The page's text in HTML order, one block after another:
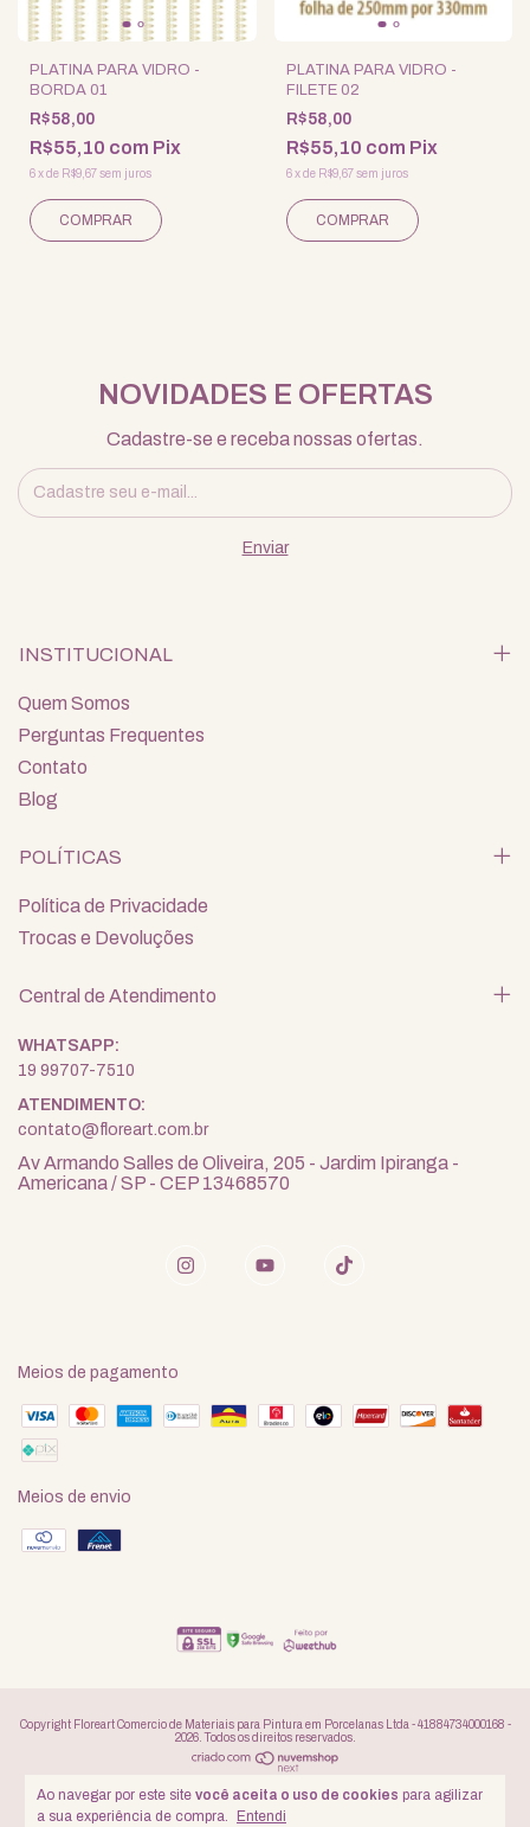
Ao navegar por este site você aceita o uso de cookies para agilizar
a sua experiência de compra.
Entendi
PLATINA PARA VIDRO -
BORDA 01
R$58,00
R$55,10 com Pix
6xde R$9,67sem juros
PLATINA PARA VIDRO -
FILETE 02
R$58,00
R$55,10 com Pix
6 xde R$9,67 sem juros
NOVIDADES E OFERTAS
Cadastre-se e receba nossas ofertas.
INSTITUCIONAL
Quem Somos
Perguntas Frequentes
Contato
Blog
POLÍTICAS
Política de Privacidade
Trocas e Devoluções
Central de Atendimento
19 99707-7510
contato@floreart.com.br
Av Armando Salles de Oliveira, 205 - Jardim Ipiranga -
Americana / SP - CEP 13468570
Meios de pagamento
Meios de envio
Copyright Floreart Comercio de Materiais para Pintura em Porcelanas Ltda - 41884734000168 -
2026. Todos os direitos reservados.